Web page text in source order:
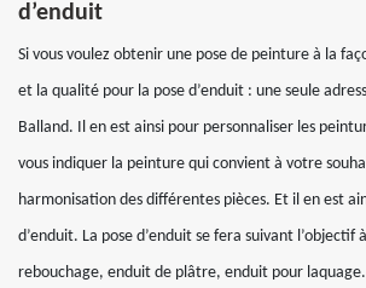
d’enduit
Si vous voulez obtenir une pose de peinture à la
et la qualité pour la pose d’enduit : une seule
Balland. Il en est ainsi pour personnaliser les
vous indiquer la peinture qui convient à votre
harmonisation des différentes pièces. Et il en est
d’enduit. La pose d’enduit se fera suivant
rebouchage, enduit de plâtre, enduit pour